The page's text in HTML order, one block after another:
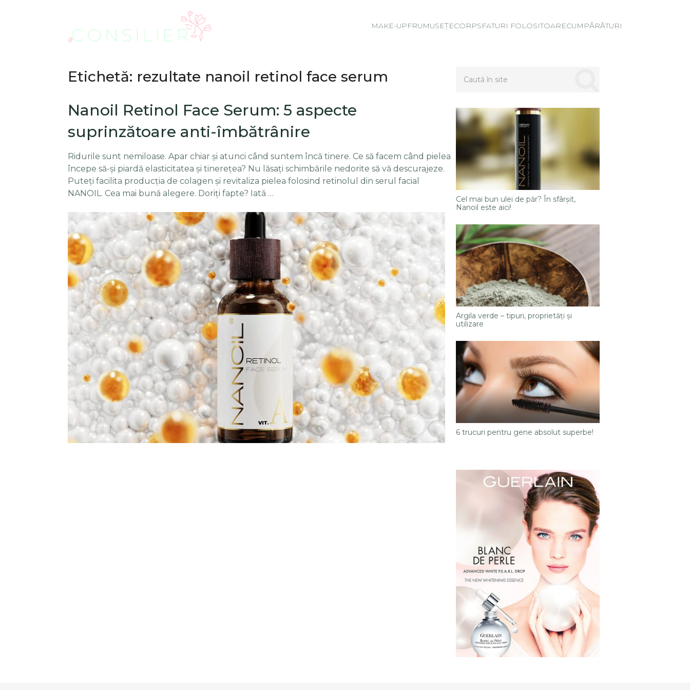
MAKE-UPFRUMUSEȚECORPSFATURI FOLOSITOARECUMPĂRĂTURI
Etichetă: rezultate nanoil retinol face serum
Nanoil Retinol Face Serum: 5 aspecte
suprinzătoare anti-îmbătrânire
Ridurile sunt nemiloase. Apar chiar și atunci când suntem încă tinere. Ce să facem când pielea
începe să-și piardă elasticitatea și tinerețea? Nu lăsați schimbările nedorite să vă descurajeze.
Puteți facilita producția de colagen și revitaliza pielea folosind retinolul din serul facial
NANOIL. Cea mai bună alegere. Doriți fapte? Iată …
Cel mai bun ulei de păr? În sfârșit,
Nanoil este aici!
Argila verde – tipuri, proprietăţi şi
utilizare
6 trucuri pentru gene absolut superbe!